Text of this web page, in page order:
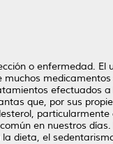
o enfermedad. El
efectuados
que, por sus
en nuestros
dieta, el